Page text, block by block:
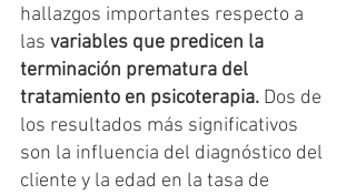
hallazgos importantes respecto a
las variables que predicen la
terminación prematura del
tratamiento en psicoterapia. Dos de
los resultados más significativos
son la influencia del diagnóstico del
cliente y la edad en la tasa de